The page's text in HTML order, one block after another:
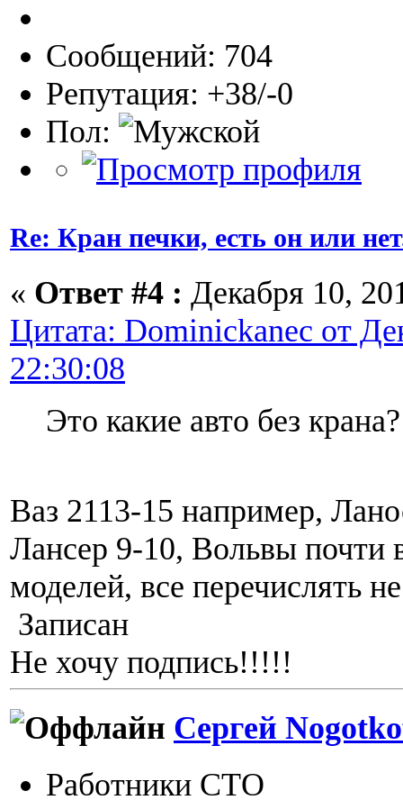
Сообщений: 704
Репутация: +38/-0
Пол:
Re: Кран печки, есть он или
« Ответ #4 : Декабря 10,
Цитата: Dominickanec от
22:30:08
Это какие авто без крана?
Ваз 2113-15 например,
Лансер 9-10, Вольвы почти
моделей, все перечислять
Записан
Не хочу подпись!!!!!
Сергей
Работники СТО